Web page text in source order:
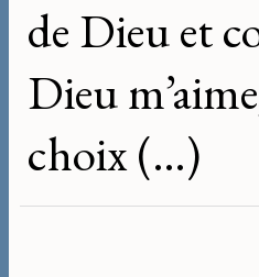
de Dieu et
Dieu
choix (…)